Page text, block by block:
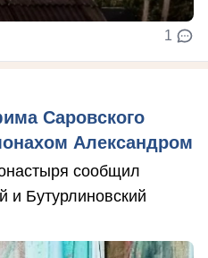
1
Саровского
Александром
сообщил
и Бутурлиновский